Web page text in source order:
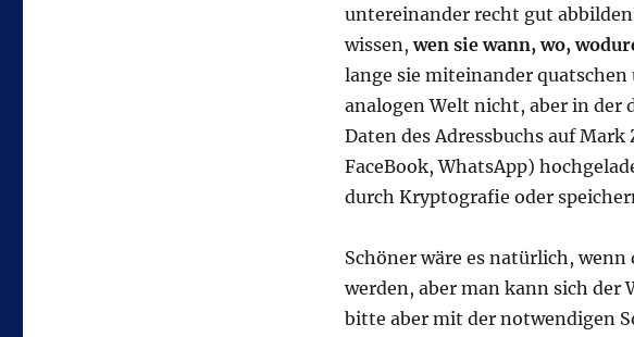
untereinander recht gut
wissen,wen sie wann, wo,
lange sie miteinander
analogen Welt nicht, aber in der
Daten des Adressbuchs auf
FaceBook, WhatsApp)
durch Kryptografie oder
Schöner wäre es natürlich,
werden, aber man kann sich der
bitte aber mit der notwendigen